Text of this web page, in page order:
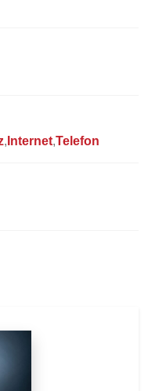
Internet Telefon